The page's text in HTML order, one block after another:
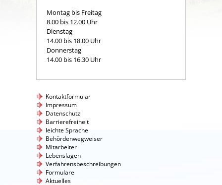
Montag bis Freitag
8.00 bis 12.00 Uhr
Dienstag
14.00 bis 18.00 Uhr
Donnerstag
14.00 bis 16.30 Uhr
Kontaktformular
Impressum
Datenschutz
Barrierefreiheit
leichte Sprache
Behördenwegweiser
Mitarbeiter
Lebenslagen
Verfahrensbeschreibungen
Formulare
Aktuelles